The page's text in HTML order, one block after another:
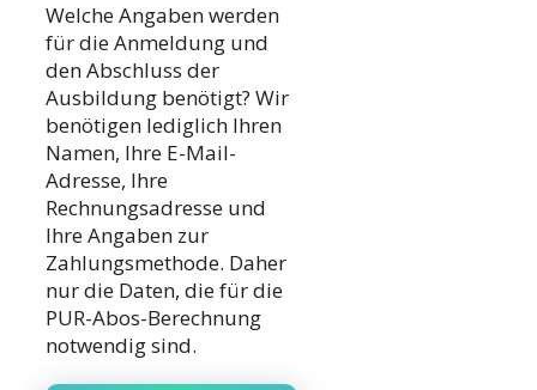
Welche Angaben werden
für die Anmeldung und
den Abschluss der
Ausbildung benötigt? Wir
benötigen lediglich Ihren
Namen, Ihre E-Mail-
Adresse, Ihre
Rechnungsadresse und
Ihre Angaben zur
Zahlungsmethode. Daher
nur die Daten, die für die
PUR-Abos-Berechnung
notwendig sind.